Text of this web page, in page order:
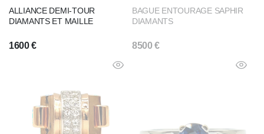
ALLIANCE DEMI-TOUR
DIAMANTS ET MAILLE
1600€
BAGUE ENTOURAGE SAPHIR
DIAMANTS
8500€